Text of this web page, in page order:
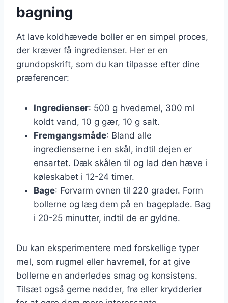
bagning
At lave koldhævede boller er en simpel proces,
der kræver få ingredienser. Her er en
grundopskrift, som du kan tilpasse efter dine
præferencer:
Ingredienser: 500 g hvedemel, 300 ml
koldt vand, 10 g gær, 10 g salt.
Fremgangsmåde: Bland alle
ingredienserne i en skål, indtil dejen er
ensartet. Dæk skålen til og lad den hæve i
køleskabet i 12-24 timer.
Bage: Forvarm ovnen til 220 grader. Form
bollerne og læg dem på en bageplade. Bag
i 20-25 minutter, indtil de er gyldne.
Du kan eksperimentere med forskellige typer
mel, som rugmel eller havremel, for at give
bollerne en anderledes smag og konsistens.
Tilsæt også gerne nødder, frø eller krydderier